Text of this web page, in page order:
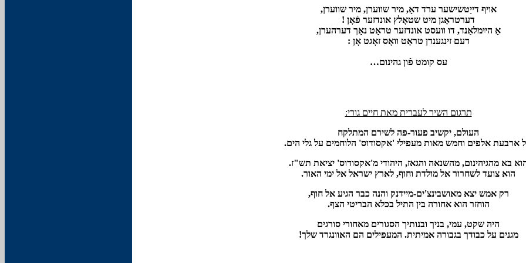
אויף דייַטשישער ערד דאָ, מיר שווערן, מיר שווערן,
דערטראָגן מיט שטאָלץ אונדזער פֿאָן !
אָ הײַמלאַנד, דו וועסט אונדזער טראָט נאָך דערהערן,
דעם זינגענדן טראָט וואָס זאָגט אָן :
עס קומט פֿון גהינום…
תרגום השיר לעברית מאת חיים גורי:
העולם, יקשיב פעור-פה לשירם המתלקח
ארבעת אלפים וחמש מאות מעפילי 'אקסודוס' הלוחמים על גלי הים.
בא מהגיהינום, מהשנאה והגאז, היהודי מ'אקסודוס' יציאת תש"ז.
הוא צועד לשחרור אל מולדת וחוף, לארץ ישראל אל ימי האור.
רק אמש יצא מאושבינצ'ים-מיידנק והנה כבר הגיע אל חוף,
הוחזר הוא אחורה בין התיל בכלא הבריטי הצף.
היה שקט, עמי, בניך ובנותיך הסגורים מאחורי סורגים
מגנים על כבודך בגבורה אמיתית. המעפילים הם האוונגרד שלך!